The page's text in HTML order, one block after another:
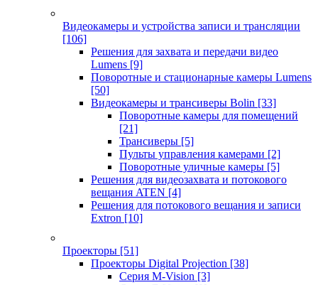
Видеокамеры и устройства записи и трансляции
[106]
Решения для захвата и передачи видео
Lumens [9]
Поворотные и стационарные камеры Lumens
[50]
Видеокамеры и трансиверы Bolin [33]
Поворотные камеры для помещений
[21]
Трансиверы [5]
Пульты управления камерами [2]
Поворотные уличные камеры [5]
Решения для видеозахвата и потокового
вещания ATEN [4]
Решения для потокового вещания и записи
Extron [10]
Проекторы [51]
Проекторы Digital Projection [38]
Серия M-Vision [3]